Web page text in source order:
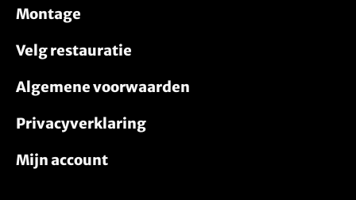
Montage
Velg restauratie
Algemene voorwaarden
Privacyverklaring
Mijn account